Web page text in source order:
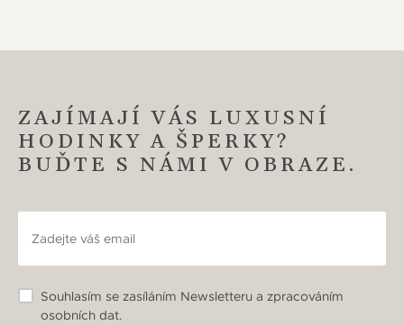
ZAJÍMAJÍ VÁS LUXUSNÍ
HODINKY A ŠPERKY?
BUĎTE S NÁMI V OBRAZE.
Souhlasím se zasíláním Newsletteru a zpracováním
osobních dat.